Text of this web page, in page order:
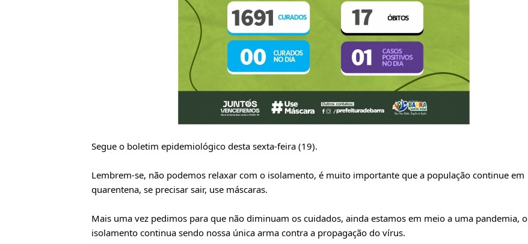
Segue o boletim epidemiológico desta sexta-feira (19).
Lembrem-se, não podemos relaxar com o isolamento, é muito importante que a população continue em
quarentena, se precisar sair, use máscaras.
Mais uma vez pedimos para que não diminuam os cuidados, ainda estamos em meio a uma pandemia, o
isolamento continua sendo nossa única arma contra a propagação do vírus.